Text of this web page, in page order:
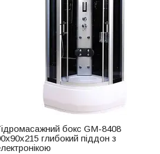
бокс GM-8408
глибокий піддон з